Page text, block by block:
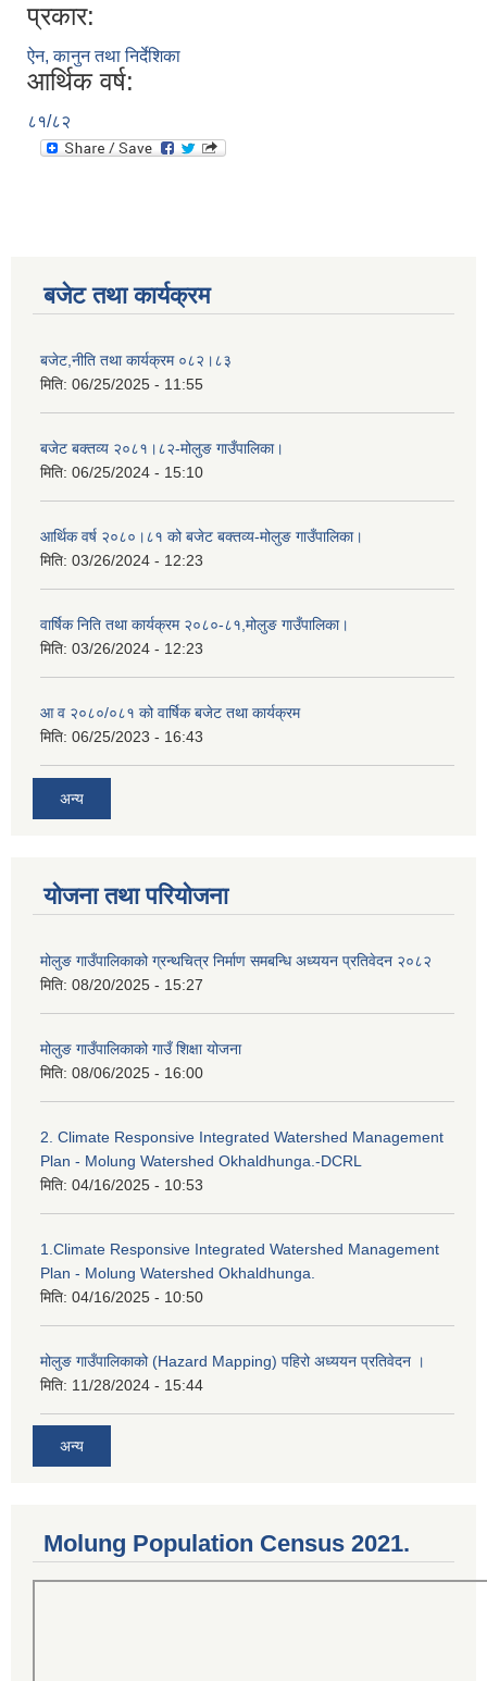
प्रकार:
ऐन, कानुन तथा निर्देशिका
आर्थिक वर्ष:
८१/८२
बजेट तथा कार्यक्रम
बजेट,नीति तथा कार्यक्रम ०८२।८३
मिति: 06/25/2025 - 11:55
बजेट बक्तव्य २०८१।८२-मोलुङ गाउँपालिका।
मिति: 06/25/2024 - 15:10
आर्थिक वर्ष २०८०।८१ को बजेट बक्तव्य-मोलुङ गाउँपालिका।
मिति: 03/26/2024 - 12:23
वार्षिक निति तथा कार्यक्रम २०८०-८१,मोलुङ गाउँपालिका।
मिति: 03/26/2024 - 12:23
आ व २०८०/०८१ को वार्षिक बजेट तथा कार्यक्रम
मिति: 06/25/2023 - 16:43
अन्य
योजना तथा परियोजना
मोलुङ गाउँपालिकाको ग्रन्थचित्र निर्माण समबन्धि अध्ययन प्रतिवेदन २०८२
मिति: 08/20/2025 - 15:27
मोलुङ गाउँपालिकाको गाउँ शिक्षा योजना
मिति: 08/06/2025 - 16:00
2. Climate Responsive Integrated Watershed Management
Plan - Molung Watershed Okhaldhunga.-DCRL
मिति: 04/16/2025 - 10:53
1.Climate Responsive Integrated Watershed Management
Plan - Molung Watershed Okhaldhunga.
मिति: 04/16/2025 - 10:50
मोलुङ गाउँपालिकाको (Hazard Mapping) पहिरो अध्ययन प्रतिवेदन ।
मिति: 11/28/2024 - 15:44
अन्य
Molung Population Census 2021.